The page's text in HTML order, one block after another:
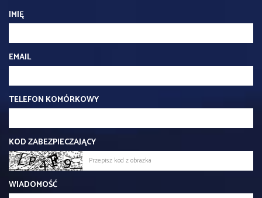
IMIĘ
EMAIL
TELEFON KOMÓRKOWY
KOD ZABEZPIECZAJĄCY
WIADOMOŚĆ